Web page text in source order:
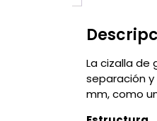
La cizalla de
separación
mm, como